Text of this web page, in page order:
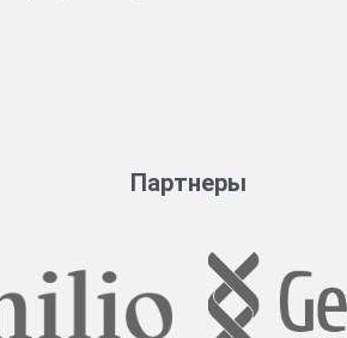
Партнеры